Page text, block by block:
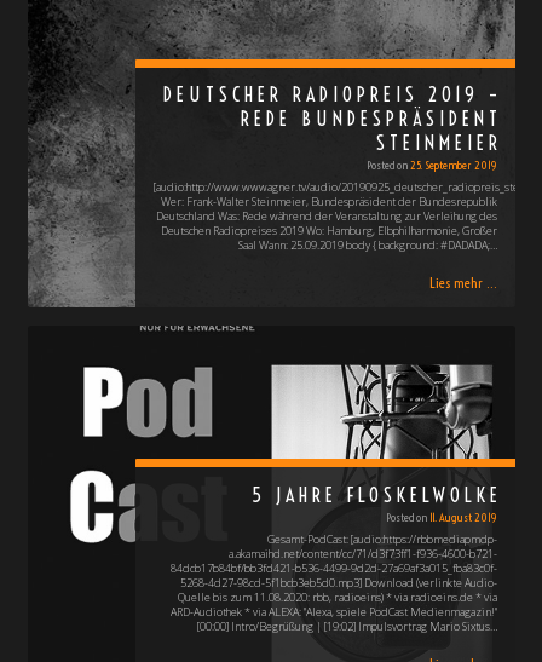
DEUTSCHER RADIOPREIS 2019 –
REDE BUNDESPRÄSIDENT
STEINMEIER
Posted on25. September 2019
[audio:http://www.wwwagner.tv/audio/
Wer: Frank-Walter Steinmeier, Bundespräsident der Bundesrepublik
Deutschland Was: Rede während der Veranstaltung zur Verleihung des
Deutschen Radiopreises 2019 Wo: Hamburg, Elbphilharmonie, Großer
Saal Wann: 25.09.2019 body { background: #DADADA;…
Lies mehr ...
5 JAHRE FLOSKELWOLKE
Posted on 11. August 2019
Gesamt-PodCast: [audio:https://rbbmediapmdp-
a.akamaihd.net/content/cc/71/d3f73ff1-f936-4600-b721-
84dcb17b84bf/bb3fd421-b536-4499-9d2d-27a69af3a015_fba83c0f-
5268-4d27-98cd-5f1bcb3eb5d0.mp3] Download (verlinkte Audio-
Quelle bis zum 11.08.2020: rbb, radioeins) * via radioeins.de * via
ARD-Audiothek * via ALEXA: "Alexa, spiele PodCast Medienmagazin!"
[00:00] Intro/Begrüßung | [19:02] Impulsvortrag Mario Sixtus…